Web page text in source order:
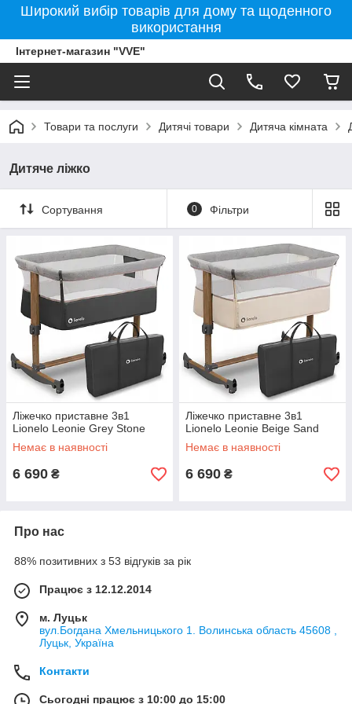
Широкий вибір товарів для дому та щоденного
використання
Інтернет-магазин "VVE"
Товари та послуги Дитячі товари Дитяча кімната
Дитяче ліжко
Сортування 0 Фільтри
Ліжечко приставне 3в1
Lionelo Leonie Grey Stone
Немає в наявності
6 690 ₴
Ліжечко приставне 3в1
Lionelo Leonie Beige Sand
Немає в наявності
6 690 ₴
Про нас
88% позитивних з 53 відгуків за рік
Працює з 12.12.2014
м. Луцьк
вул.Богдана Хмельницького 1. Волинська область 45608 ,
Луцьк, Україна
Контакти
Сьогодні працює з 10:00 до 15:00